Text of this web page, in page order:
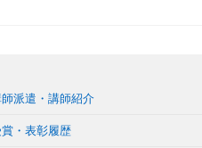
派遣・講師紹介
・表彰履歴